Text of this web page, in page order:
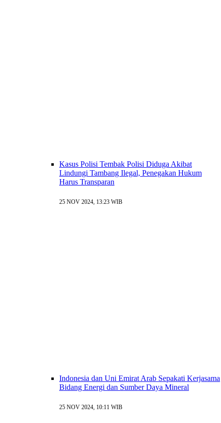
Kasus Polisi Tembak Polisi Diduga Akibat
Lindungi Tambang Ilegal, Penegakan Hukum
Harus Transparan
25 NOV 2024, 13:23 WIB
Indonesia dan Uni Emirat Arab Sepakati Kerjasama
Bidang Energi dan Sumber Daya Mineral
25 NOV 2024, 10:11 WIB